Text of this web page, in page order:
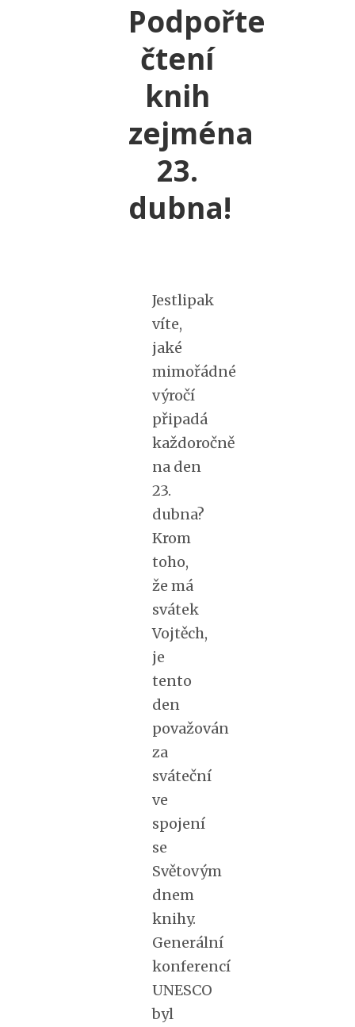
Podpořte
čtení
knih
zejména
23.
dubna!
Jestlipak
víte,
jaké
mimořádné
výročí
připadá
každoročně
na den
23.
dubna?
Krom
toho,
že má
svátek
Vojtěch,
je
tento
den
považován
za
sváteční
ve
spojení
se
Světovým
dnem
knihy.
Generální
konferencí
UNESCO
byl